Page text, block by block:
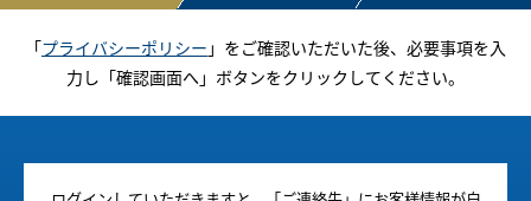
「プライバシーポリシー 」をご確認いただいた後、必要事項を入
力し「確認画面へ」ボタンをクリックしてください。